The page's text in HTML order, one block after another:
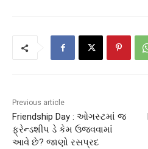
Previous article
Friendship Day : ઓગસ્ટમાં જ
ફ્રેન્ડશીપ ડે કેમ ઉજવવામાં
આવે છે? જાણો રસપ્રદ